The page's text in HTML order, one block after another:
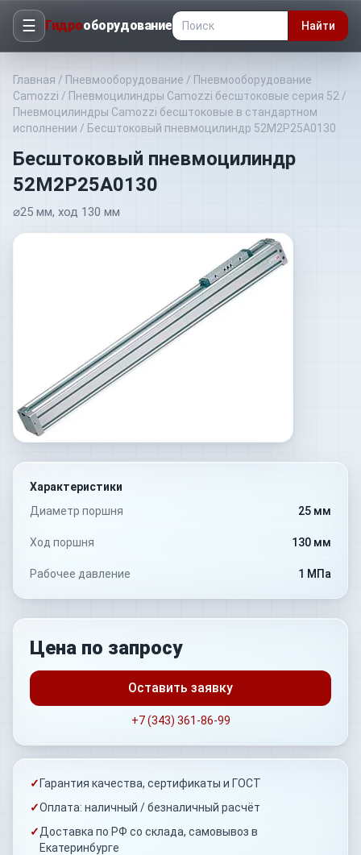
☰ Гидрооборудование Найти
Главная / Пневмооборудование / Пневмооборудование
Camozzi / Пневмоцилиндры Camozzi бесштоковые серия 52 /
Пневмоцилиндры Camozzi бесштоковые в стандартном
исполнении / Бесштоковый пневмоцилиндр 52M2P25A0130
Бесштоковый пневмоцилиндр
52M2P25A0130
⌀25 мм, ход 130 мм
Характеристики
Диаметр поршня
25 мм
Ход поршня 130 мм
Рабочее давление 1 МПа
Цена по запросу
Оставить заявку
+7 (343) 361-86-99
✓ Гарантия качества, сертификаты и ГОСТ
✓Оплата: наличный / безналичный расчёт
✓Доставка по РФ со склада, самовывоз в
Екатеринбурге